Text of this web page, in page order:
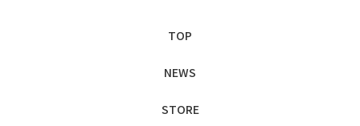
TOP
NEWS
STORE